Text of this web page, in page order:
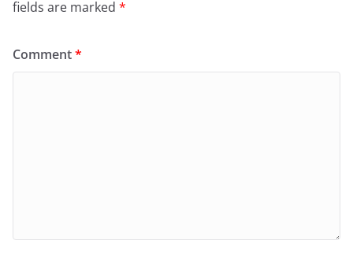
fields are marked *
Comment*